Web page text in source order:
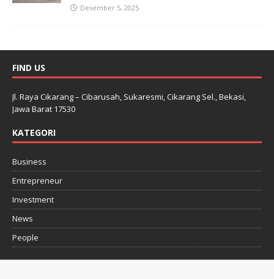
Desember 5, 2025
FIND US
Jl. Raya Cikarang – Cibarusah, Sukaresmi, Cikarang Sel., Bekasi,
Jawa Barat 17530
KATEGORI
Business
Entrepreneur
Investment
News
People